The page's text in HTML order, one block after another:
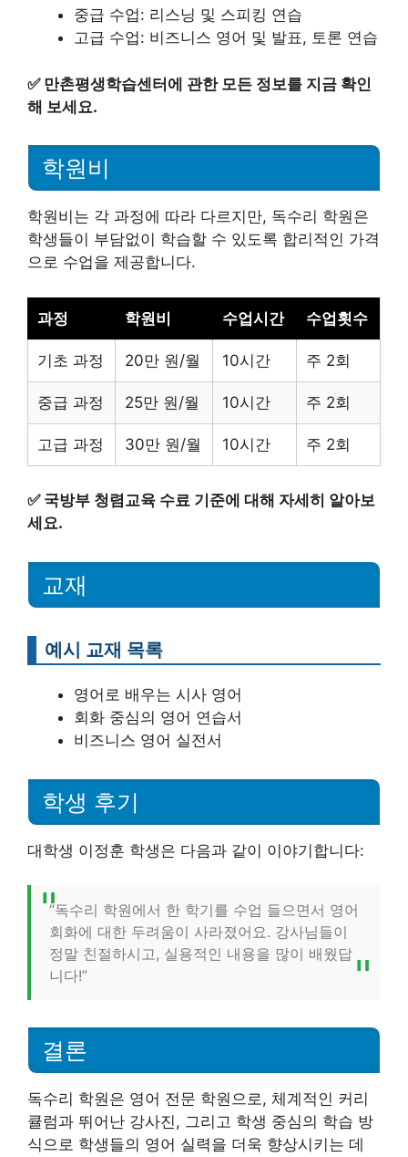
중급 수업: 리스닝 및 스피킹 연습
고급 수업: 비즈니스 영어 및 발표, 토론 연습
✅ 만촌평생학습센터에 관한 모든 정보를 지금 확인
해 보세요.
학원비
학원비는 각 과정에 따라 다르지만, 독수리 학원은
학생들이 부담없이 학습할 수 있도록 합리적인 가격
으로 수업을 제공합니다.
과정 학원비 수업시간 수업횟수
기초 과정 20만 원/월 10시간 주 2회
중급 과정 25만 원/월 10시간 주 2회
고급 과정 30만 원/월 10시간 주 2회
✅ 국방부 청렴교육 수료 기준에 대해 자세히 알아보
세요.
교재
예시 교재 목록
영어로 배우는 시사 영어
회화 중심의 영어 연습서
비즈니스 영어 실전서
학생 후기
대학생 이정훈 학생은 다음과 같이 이야기합니다:
“독수리 학원에서 한 학기를 수업 들으면서 영어
회화에 대한 두려움이 사라졌어요. 강사님들이
정말 친절하시고, 실용적인 내용을 많이 배웠답
니다!”
결론
독수리 학원은 영어 전문 학원으로, 체계적인 커리
큘럼과 뛰어난 강사진, 그리고 학생 중심의 학습 방
식으로 학생들의 영어 실력을 더욱 향상시키는 데